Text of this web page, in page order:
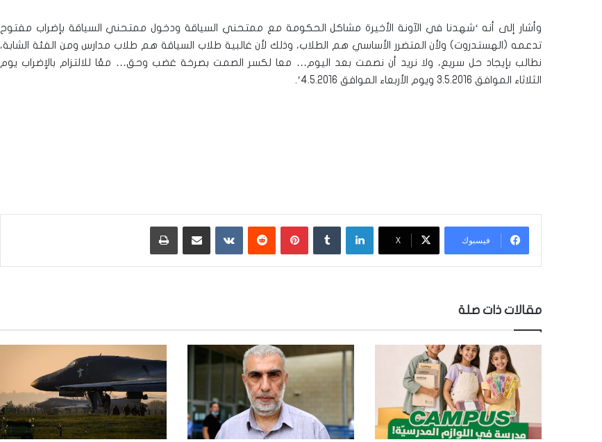
وأشار إلى أنه ‘شهدنا في الآونة الأخيرة مشاكل الحكومة مع ممتحني السياقة ودخول ممتحني السياقة بإضراب مفتوح
تدعمه (الهستدروت) ولأن المتضرر الأساسي هم الطلاب، وذلك لأن غالبية طلاب السياقة هم طلاب مدارس ومن الفئة الشابة،
نطالب بإيجاد حل سريع، ولا نريد أن نصمت بعد اليوم… معا لكسر الصمت بصرخة غضب وحق… معًا للالتزام بالإضراب يوم
الثلاثاء الموافق 3.5.2016 ويوم الأربعاء الموافق 4.5.2016’.
فيسبوك ‫X
لينكدإن بينتيريست ‏VKontakte
مقالات ذات صلة